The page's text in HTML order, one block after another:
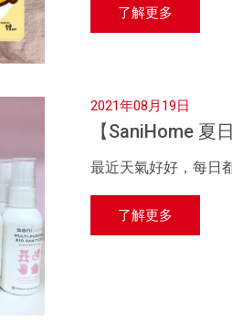
了解更多
2021年08月19日
【SaniHome 夏
最近天氣好好，每日
了解更多